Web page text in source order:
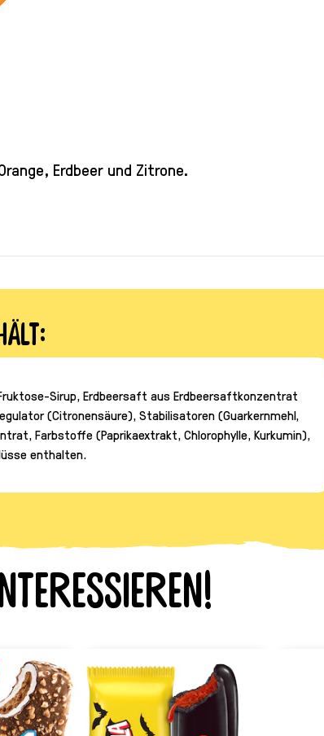
Erdbeer und Zitrone.
Sirup, Erdbeersaft aus Erdbeersaftkonzentrat
(Citronensäure), Stabilisatoren (Guarkernmehl,
Farbstoffe (Paprikaextrakt, Chlorophylle, Kurkumin),
enthalten.